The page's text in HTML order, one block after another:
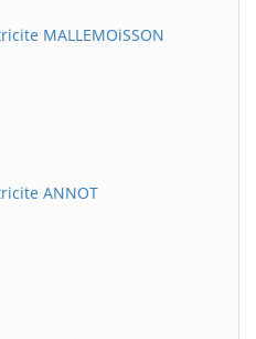
MALLEMOiSSON
ANNOT